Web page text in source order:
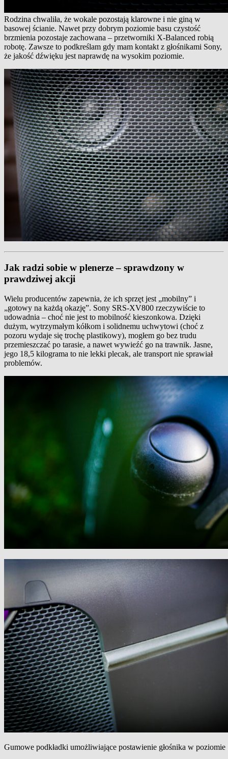
Rodzina chwaliła, że wokale pozostają klarowne i nie giną w
basowej ścianie. Nawet przy dobrym poziomie basu czystość
brzmienia pozostaje zachowana – przetworniki X‑Balanced robią
robotę. Zawsze to podkreślam gdy mam kontakt z głośnikami Sony,
że jakość dźwięku jest naprawdę na wysokim poziomie.
Jak radzi sobie w plenerze – sprawdzony w
prawdziwej akcji
Wielu producentów zapewnia, że ich sprzęt jest „mobilny” i
„gotowy na każdą okazję”. Sony SRS-XV800 rzeczywiście to
udowadnia – choć nie jest to mobilność kieszonkowa. Dzięki
dużym, wytrzymałym kółkom i solidnemu uchwytowi (choć z
pozoru wydaje się trochę plastikowy), mogłem go bez trudu
przemieszczać po tarasie, a nawet wywieźć go na trawnik. Jasne,
jego 18,5 kilograma to nie lekki plecak, ale transport nie sprawiał
problemów.
Gumowe podkładki umożliwiające postawienie głośnika w poziomie